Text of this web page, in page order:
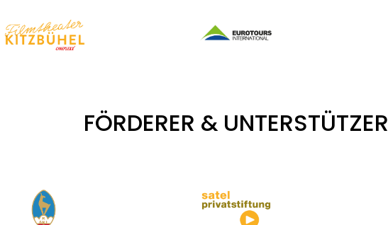
FÖRDERER & UNTERSTÜTZER